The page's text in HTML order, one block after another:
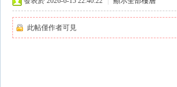
此帖僅作者可見